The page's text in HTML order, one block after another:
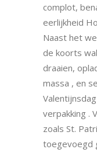
complot,
eerlijkheid
Naast het
de koorts
draaien,
massa , en
verpakking .
zoals St.
toegevoegd